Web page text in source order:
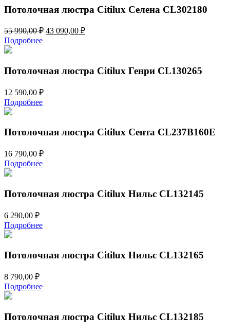
Потолочная люстра Citilux Селена CL302180
55 990,00₽ Первоначальная
43 090,00 ₽Текущая
Подробнее
Потолочная люстра Citilux Генри CL130265
12 590,00 ₽
Подробнее
Потолочная люстра Citilux Сента CL237B160E
16 790,00 ₽
Подробнее
Потолочная люстра Citilux Нильс CL132145
6 290,00 ₽
Подробнее
Потолочная люстра Citilux Нильс CL132165
8 790,00 ₽
Подробнее
Потолочная люстра Citilux Нильс CL132185